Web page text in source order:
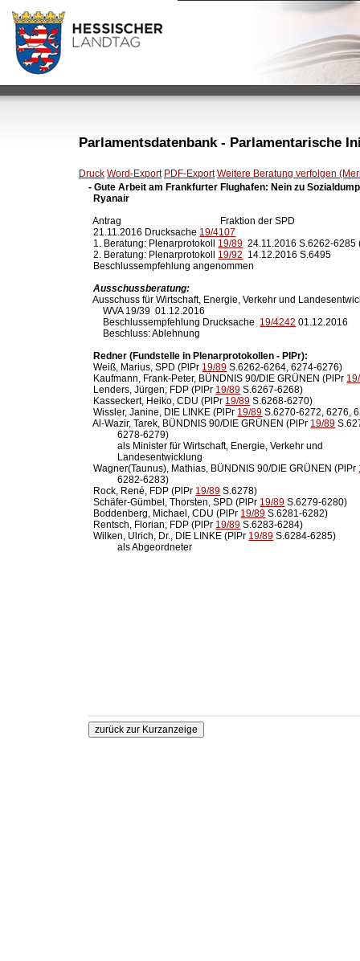
Parlamentsdatenbank - Parlamentarische
Druck Word-Export PDF-Export Weitere Beratung verfolgen
- Gute Arbeit am Frankfurter Flughafen: Nein zu
  Ryanair
  Antrag                                         Fraktion der SPD
  21.11.2016 Drucksache
19/4107
  1. Beratung: Plenarprotokoll
19/89
24.11.2016 S.6262-6285
  2. Beratung: Plenarprotokoll
19/92
  14.12.2016 S.6495
  Beschlussempfehlung angenommen
Ausschussberatung:
Ausschuss für Wirtschaft, Energie, Verkehr und
      WVA 19/39  01.12.2016
      Beschlussempfehlung Drucksache
19/4242 01.12.2016
      Beschluss: Ablehnung
Redner (Fundstelle in Plenarprotokollen - PlPr):
  Weiß, Marius, SPD (PlPr
19/89 S.6262-6264, 6274-6276)
  Kaufmann, Frank-Peter, BÜNDNIS 90/DIE GRÜNEN (PlPr
  Lenders, Jürgen, FDP (PlPr
19/89 S.6267-6268)
  Kasseckert, Heiko, CDU (PlPr
19/89 S.6268-6270)
  Wissler, Janine, DIE LINKE (PlPr
19/89 S.6270-6272, 6276,
  Al-Wazir, Tarek, BÜNDNIS 90/DIE GRÜNEN (PlPr
19/89
            6278-6279)
            als Minister für Wirtschaft, Energie, Verkehr und
            Landesentwicklung
  Wagner(Taunus), Mathias, BÜNDNIS 90/DIE GRÜNEN (PlPr
            6282-6283)
  Rock, René, FDP (PlPr
19/89 S.6278)
  Schäfer-Gümbel, Thorsten, SPD (PlPr
19/89 S.6279-6280)
  Boddenberg, Michael, CDU (PlPr
19/89 S.6281-6282)
  Rentsch, Florian, FDP (PlPr
19/89 S.6283-6284)
  Wilken, Ulrich, Dr., DIE LINKE (PlPr
19/89 S.6284-6285)
            als Abgeordneter